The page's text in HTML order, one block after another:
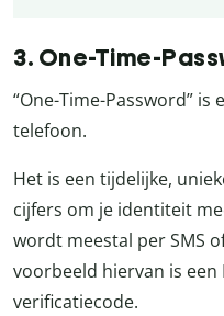
3. One-Time-
“One-Time-Password”
telefoon.
Het is een tijdelijke,
cijfers om je identiteit
wordt meestal per SMS
voorbeeld hiervan is een
verificatiecode.